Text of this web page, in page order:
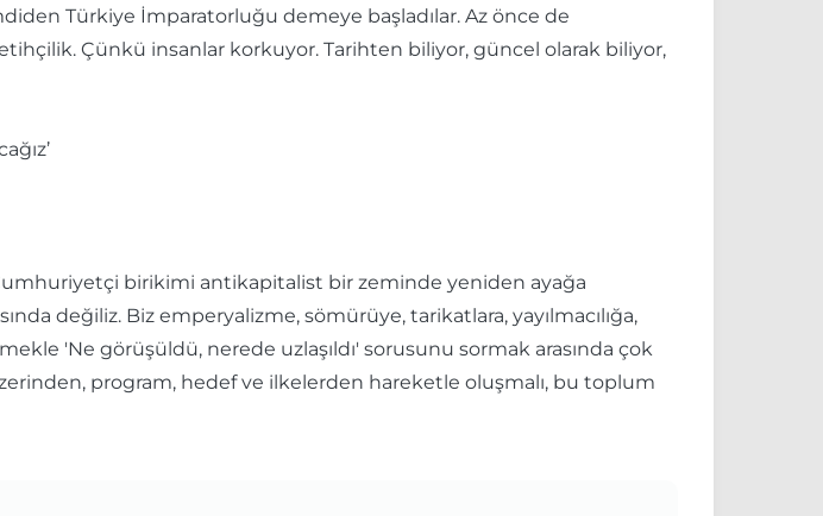
Türkiye İmparatorluğu demeye başladılar. Az önce de
Çünkü insanlar korkuyor. Tarihten biliyor, güncel olarak biliyor,
birikimi antikapitalist bir zeminde yeniden ayağa
değiliz. Biz emperyalizme, sömürüye, tarikatlara, yayılmacılığa,
'Ne görüşüldü, nerede uzlaşıldı' sorusunu sormak arasında çok
program, hedef ve ilkelerden hareketle oluşmalı, bu toplum